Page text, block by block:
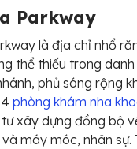
Parkway
là địa chỉ nhổ
thể thiếu trong
phủ sóng rộng
phòng khám nha
tư xây dựng đồng bộ
máy móc, nhân sự.